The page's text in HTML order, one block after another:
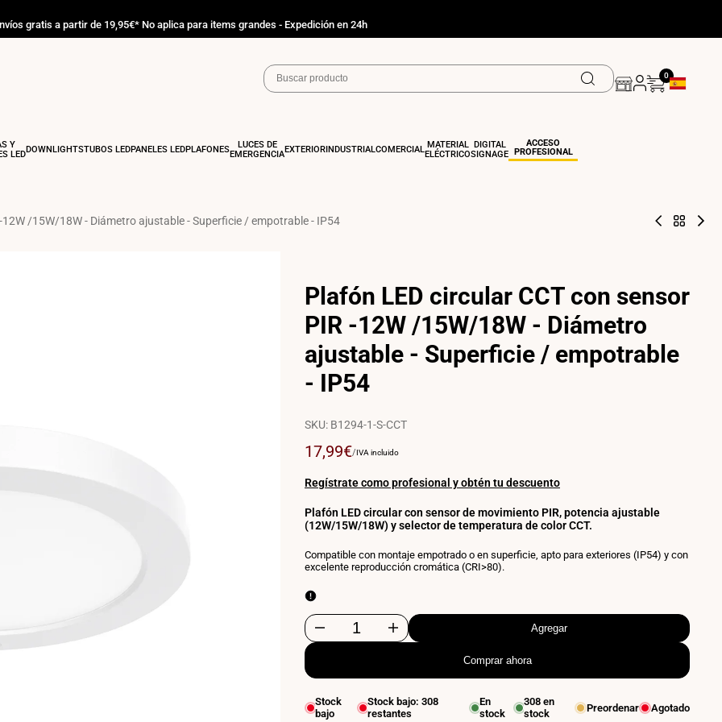
gratis a partir de 19,95€* No aplica para items grandes - Expedición en 24h
0
Y
LEDDOWNLIGHTSTUBOS LEDPANELES LEDPLAFONES
LUCES DE
EMERGENCIAEXTERIORINDUSTRIAL COMERCIAL MATERIAL
ELÉCTRICO
DIGITAL
SIGNAGE
ACCESO
PROFESIONAL
/15W/18W - Diámetro ajustable - Superficie / empotrable - IP54
Plafón
para
bombilla
Volver
Plafón LED circular CCT con sensor
PIR -12W /15W/18W - Diámetro
ajustable - Superficie / empotrable
- IP54
SKU: B1294-1-S-CCT
Precio
venta
17,99€PRECIO
/POR
IVA incluido
Regístrate como profesional y obtén tu descuento
Plafón LED circular con sensor de movimiento PIR, potencia ajustable
(12W/15W/18W) y selector de temperatura de color CCT.
Compatible con montaje empotrado o en superficie, apto para exteriores (IP54) y con
excelente reproducción cromática (CRI>80).
Disminuir
Plafón
Aumentar
Plafón
Agregar
Comprar ahora
Stock
bajo
Stock bajo: 308
restantes
En
stock
308en
stock
Preordenar Agotado